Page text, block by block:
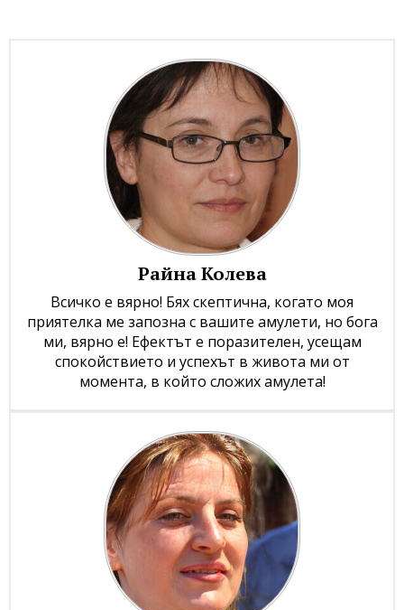
Райна Колева
Всичко е вярно! Бях скептична, когато моя
приятелка ме запозна с вашите амулети, но бога
ми, вярно е! Ефектът е поразителен, усещам
спокойствието и успехът в живота ми от
момента, в който сложих амулета!